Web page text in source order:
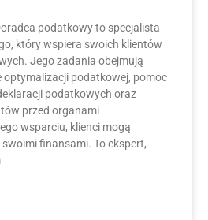
podatkowy to specjalista
który wspiera swoich klientów
Jego zadania obejmują
podatkowej, pomoc
podatkowych oraz
przed organami
wsparciu, klienci mogą
finansami. To ekspert,